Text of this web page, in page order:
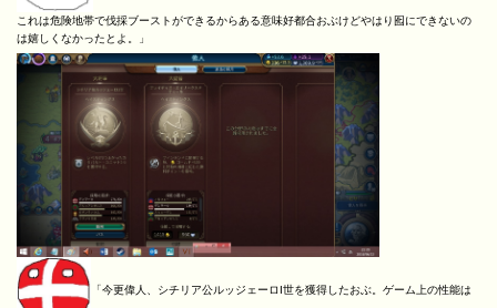
これは危険地帯で伐採ブーストができるからある意味好都合おぶけどやはり囮にできないの
は嬉しくなかったとよ。」
「今更偉人、シチリア公ルッジェーロI世を獲得したおぶ。ゲーム上の性能は